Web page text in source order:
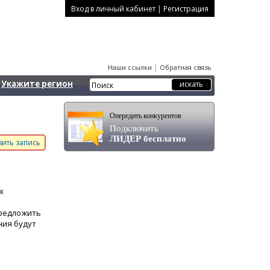
Вход в личный кабинет | Регистрация
Наши ссылки | Обратная связь
Укажите регион
запись
будут
Опередить конкурентов
Подключить
ЛИДЕР бесплатно